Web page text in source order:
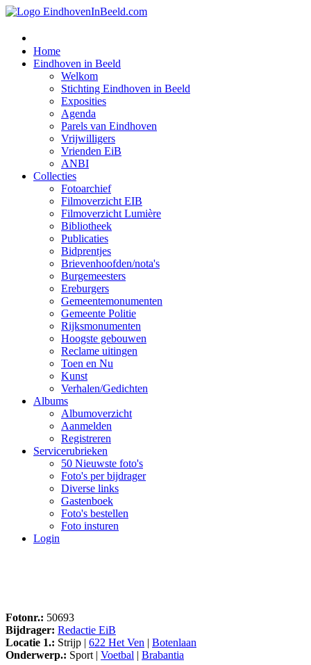
Home
Eindhoven in Beeld
Welkom
Stichting Eindhoven in Beeld
Exposities
Agenda
Parels van Eindhoven
Vrijwilligers
Vrienden EiB
ANBI
Collecties
Fotoarchief
Filmoverzicht EIB
Filmoverzicht Lumière
Bibliotheek
Publicaties
Bidprentjes
Brievenhoofden/nota's
Burgemeesters
Ereburgers
Gemeentemonumenten
Gemeente Politie
Rijksmonumenten
Hoogste gebouwen
Reclame uitingen
Toen en Nu
Kunst
Verhalen/Gedichten
Albums
Albumoverzicht
Aanmelden
Registreren
Servicerubrieken
50 Nieuwste foto's
Foto's per bijdrager
Diverse links
Gastenboek
Foto's bestellen
Foto insturen
Login
Fotonr.: 50693
Bijdrager: Redactie EiB
Locatie 1.: Strijp | 622 Het Ven | Botenlaan
Onderwerp.: Sport | Voetbal | Brabantia